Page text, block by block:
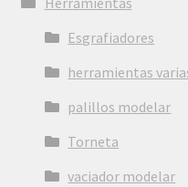
Esgrafiadores
herramientas
palillos modelar
Torneta
vaciador modelar